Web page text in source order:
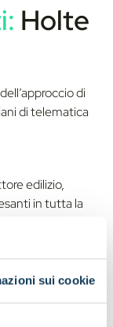
sui cookie
Holte
di
di telematica
edilizio,
in tutta la
attrezzature —
le soluzioni IoT
trasmissione dati